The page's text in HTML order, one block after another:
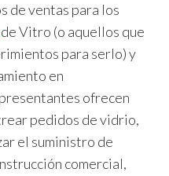
de ventas para los
de Vitro (o aquellos que
para serlo) y
en
ofrecen
pedidos de vidrio,
el suministro de
comercial,